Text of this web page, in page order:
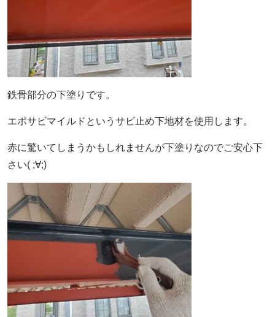
鉄骨部分の下塗りです。
エポサビマイルドというサビ止め下地材を使用します。
赤に驚いてしまうかもしれませんが下塗りなのでご安心下
さい( ;∀;)